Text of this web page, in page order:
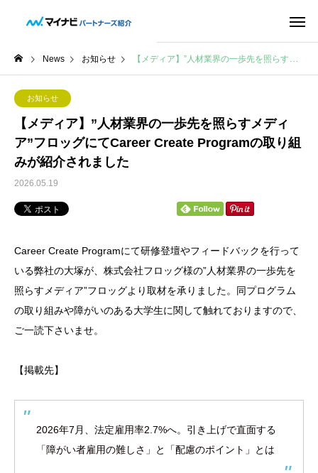
News お知らせ 【メディア】”人材業界の一歩先を照らすメディア”フロッグにてCareer Create Programの取り組みが紹介されました
お知らせ
【メディア】”人材業界の一歩先を照らすメディ
ア”フロッグにてCareer Create Programの取り組
みが紹介されました
2026.05.19
Career Create Programにて研修登壇やフィードバックを行って
いる弊社の大塚が、株式会社フロッグ様の”人材業界の一歩先を
照らすメディア”フロッグより取材を承りました。同プログラム
の取り組みや障がいのある大学生に関して触れておりますので、
ご一読下さいませ。
【掲載先】
2026年7月、法定雇用率2.7%へ。引き上げで直面する
「障がい者雇用の難しさ」と「配慮のポイント」とは